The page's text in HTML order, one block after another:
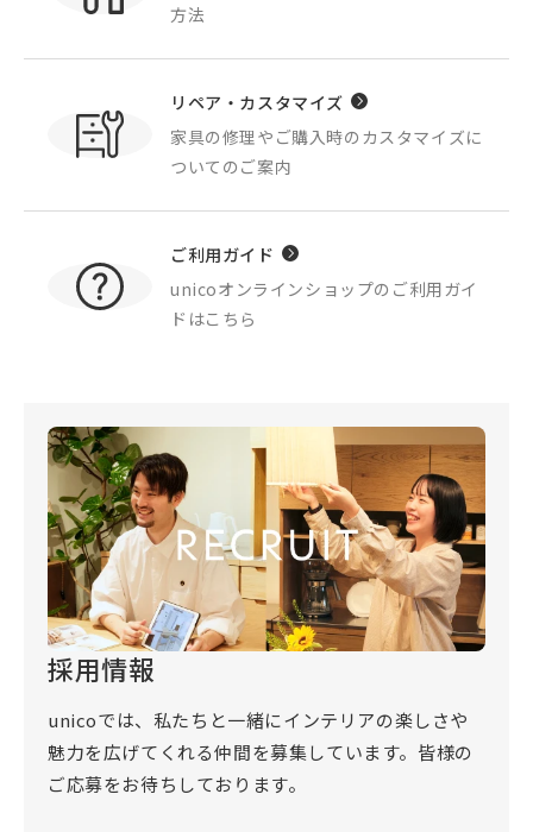
方法
リペア・カスタマイズ
家具の修理やご購入時の カスタマイズに
ついてのご案内
ご利用ガイド
unicoオンラインショップの ご利用ガイ
ドはこちら
採用情報
unicoでは、私たちと一緒にインテリアの楽しさや
魅力を広げてくれる仲間を募集しています。皆様の
ご応募をお待ちしております。